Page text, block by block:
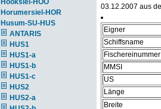
Hooksiel-HOO
Horumersiel-HOR
Husum-SU-HUS
ANTARIS
HUS1
HUS1-a
HUS1-b
HUS1-c
HUS2
HUS2-a
03.12.2007 aus
Eigner
Schiffsname
Fischereinummer
MMSI
US
Länge
Breite